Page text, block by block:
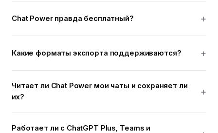
Chat Power правда бесплатный?
Какие форматы экспорта поддерживаются?
Читает ли Chat Power мои чаты и сохраняет ли
их?
Работает ли с ChatGPT Plus, Teams и